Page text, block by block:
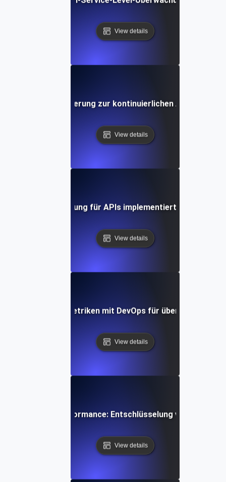
View details
von Automatisierung zur kontinuierlichen API-SLI/
View details
SLI/SLO-Überwachung für APIs implementiert: Ein
View details
von SLI/SLO-Metriken mit DevOps für überragende
View details
der API-Performance: Entschlüsselung von SLIs,
View details